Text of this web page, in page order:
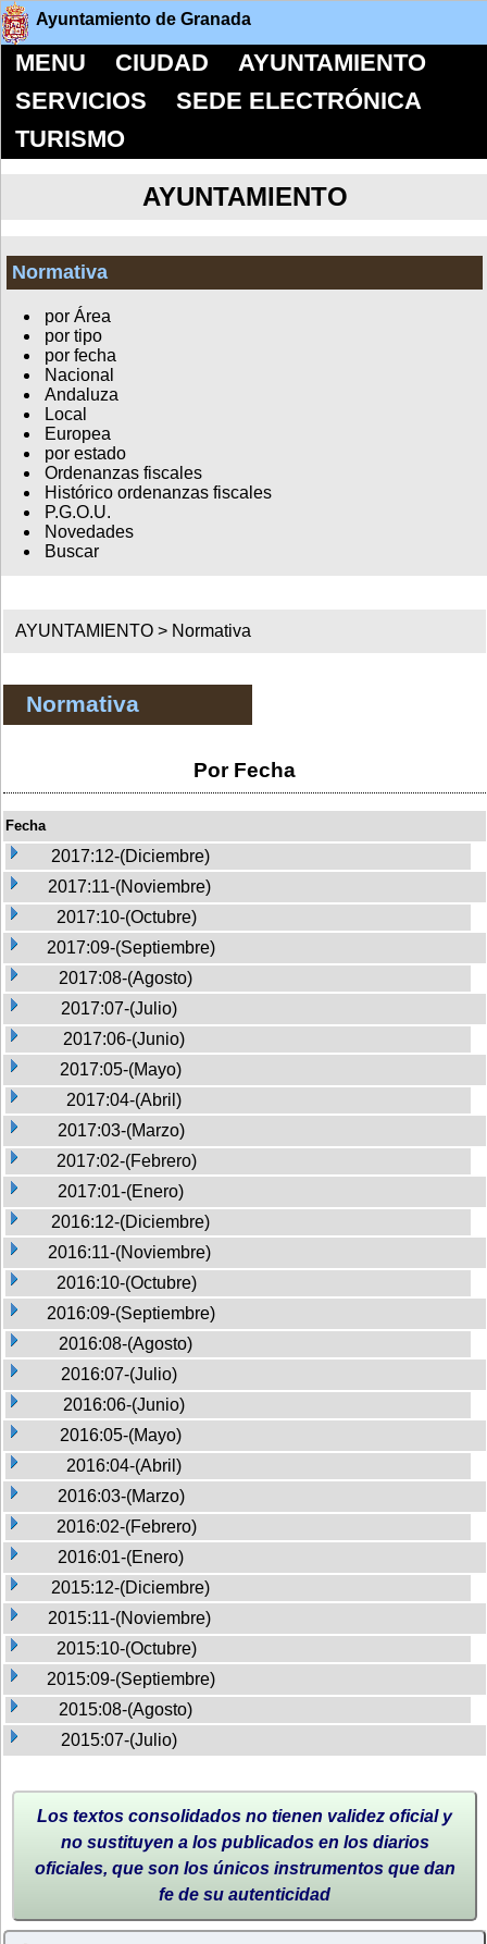
Ayuntamiento de Granada
MENU CIUDAD
AYUNTAMIENTO
SERVICIOS
SEDE ELECTRÓNICA
TURISMO
AYUNTAMIENTO
Normativa
por Área
por tipo
por fecha
Nacional
Andaluza
Local
Europea
por estado
Ordenanzas fiscales
Histórico ordenanzas fiscales
P.G.O.U.
Novedades
Buscar
AYUNTAMIENTO > Normativa
Normativa
Por Fecha
Fecha
2017:12-(Diciembre)
2017:11-(Noviembre)
2017:10-(Octubre)
2017:09-(Septiembre)
2017:08-(Agosto)
2017:07-(Julio)
2017:06-(Junio)
2017:05-(Mayo)
2017:04-(Abril)
2017:03-(Marzo)
2017:02-(Febrero)
2017:01-(Enero)
2016:12-(Diciembre)
2016:11-(Noviembre)
2016:10-(Octubre)
2016:09-(Septiembre)
2016:08-(Agosto)
2016:07-(Julio)
2016:06-(Junio)
2016:05-(Mayo)
2016:04-(Abril)
2016:03-(Marzo)
2016:02-(Febrero)
2016:01-(Enero)
2015:12-(Diciembre)
2015:11-(Noviembre)
2015:10-(Octubre)
2015:09-(Septiembre)
2015:08-(Agosto)
2015:07-(Julio)
Los textos consolidados no tienen validez oficial y
no sustituyen a los publicados en los diarios
oficiales, que son los únicos instrumentos que dan
fe de su autenticidad